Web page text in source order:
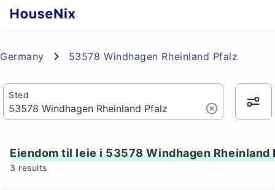
Germany 53578 Windhagen Rheinland Pfalz
Sted
Eiendom til leie i 53578 Windhagen Rheinland
3 results